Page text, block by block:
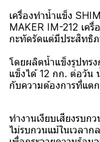
เครื่องทำน้ำแข็ง
MAKER IM-212 เค
กะทัดรัดแต่มีประสิทธิ
โดยผลิตน้ำแข็งรูปทร
แข็งได้ 12 กก. ต่อวัน
กับความต้องการที่แต
ทำงานเงียบเสียงรบก
ไม่รบกวนแม้ในเวลา